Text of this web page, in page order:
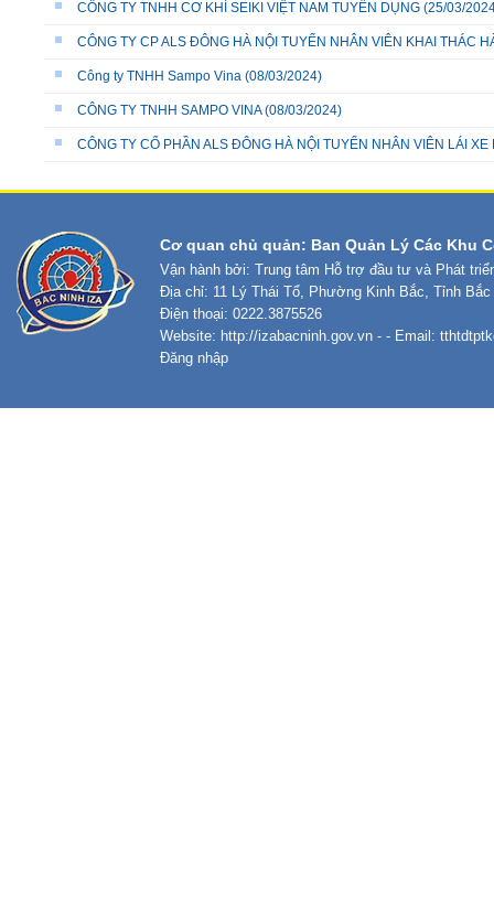
CÔNG TY TNHH CƠ KHÍ SEIKI VIỆT NAM TUYỂN DỤNG (25/03/
CÔNG TY CP ALS ĐÔNG HÀ NỘI TUYỂN NHÂN VIÊN KHAI THÁC
Công ty TNHH Sampo Vina (08/03/2024)
CÔNG TY TNHH SAMPO VINA(08/03/2024)
CÔNG TY CỔ PHẦN ALS ĐÔNG HÀ NỘI TUYỂN NHÂN VIÊN LÁI XE
Cơ quan chủ quản: Ban Quản Lý Các Khu
Vận hành bởi: Trung tâm Hỗ trợ đầu tư và Phát
Địa chỉ: 11 Lý Thái Tổ, Phường Kinh Bắc, Tỉnh Bắc
Điện thoại: 0222.3875526
Website: http://izabacninh.gov.vn - - Email:
Đăng nhập